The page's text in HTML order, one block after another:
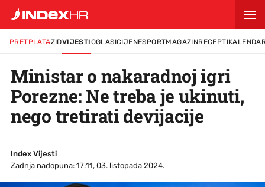
PRETPLATAZIDVIJESTIOGLASICIJENESPORTMAGAZINRECEPTI
Ministar o nakaradnoj igri
Porezne: Ne treba je ukinuti,
nego tretirati devijacije
Index Vijesti
Zadnja nadopuna: 17:11, 03. listopada 2024.